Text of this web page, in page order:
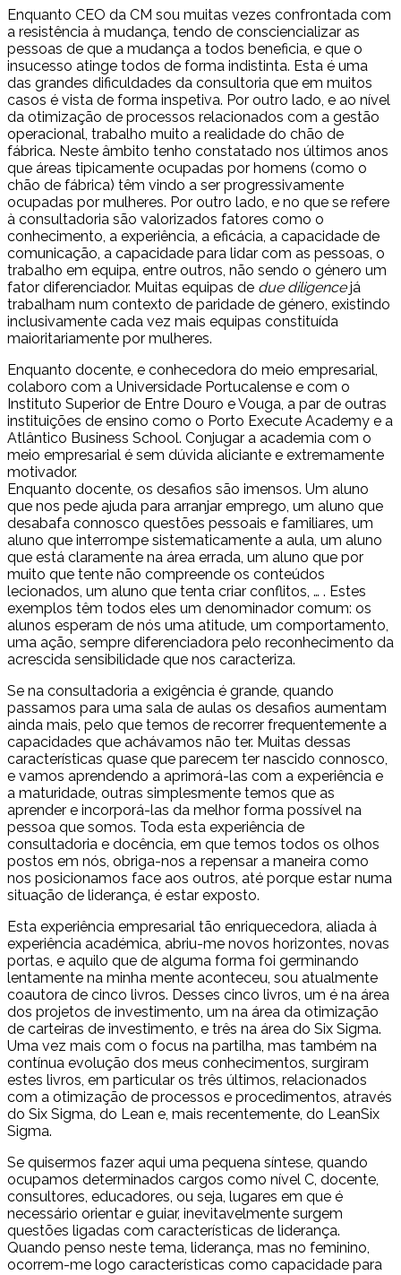
Enquanto CEO da CM sou muitas vezes confrontada com
a resistência à mudança, tendo de consciencializar as
pessoas de que a mudança a todos beneficia, e que o
insucesso atinge todos de forma indistinta. Esta é uma
das grandes dificuldades da consultoria que em muitos
casos é vista de forma inspetiva. Por outro lado, e ao nível
da otimização de processos relacionados com a gestão
operacional, trabalho muito a realidade do chão de
fábrica. Neste âmbito tenho constatado nos últimos anos
que áreas tipicamente ocupadas por homens (como o
chão de fábrica) têm vindo a ser progressivamente
ocupadas por mulheres. Por outro lado, e no que se refere
à consultadoria são valorizados fatores como o
conhecimento, a experiência, a eficácia, a capacidade de
comunicação, a capacidade para lidar com as pessoas, o
trabalho em equipa, entre outros, não sendo o género um
fator diferenciador. Muitas equipas de due diligencejá
trabalham num contexto de paridade de género, existindo
inclusivamente cada vez mais equipas constituída
maioritariamente por mulheres.
Enquanto docente, e conhecedora do meio empresarial,
colaboro com a Universidade Portucalense e com o
Instituto Superior de Entre Douro e Vouga, a par de outras
instituições de ensino como o Porto Execute Academy e a
Atlântico Business School. Conjugar a academia com o
meio empresarial é sem dúvida aliciante e extremamente
motivador.
Enquanto docente, os desafios são imensos. Um aluno
que nos pede ajuda para arranjar emprego, um aluno que
desabafa connosco questões pessoais e familiares, um
aluno que interrompe sistematicamente a aula, um aluno
que está claramente na área errada, um aluno que por
muito que tente não compreende os conteúdos
lecionados, um aluno que tenta criar conflitos, … . Estes
exemplos têm todos eles um denominador comum: os
alunos esperam de nós uma atitude, um comportamento,
uma ação, sempre diferenciadora pelo reconhecimento da
acrescida sensibilidade que nos caracteriza.
Se na consultadoria a exigência é grande, quando
passamos para uma sala de aulas os desafios aumentam
ainda mais, pelo que temos de recorrer frequentemente a
capacidades que achávamos não ter. Muitas dessas
características quase que parecem ter nascido connosco,
e vamos aprendendo a aprimorá-las com a experiência e
a maturidade, outras simplesmente temos que as
aprender e incorporá-las da melhor forma possível na
pessoa que somos. Toda esta experiência de
consultadoria e docência, em que temos todos os olhos
postos em nós, obriga-nos a repensar a maneira como
nos posicionamos face aos outros, até porque estar numa
situação de liderança, é estar exposto.
Esta experiência empresarial tão enriquecedora, aliada à
experiência académica, abriu-me novos horizontes, novas
portas, e aquilo que de alguma forma foi germinando
lentamente na minha mente aconteceu, sou atualmente
coautora de cinco livros. Desses cinco livros, um é na área
dos projetos de investimento, um na área da otimização
de carteiras de investimento, e três na área do Six Sigma.
Uma vez mais com o focus na partilha, mas também na
contínua evolução dos meus conhecimentos, surgiram
estes livros, em particular os três últimos, relacionados
com a otimização de processos e procedimentos, através
do Six Sigma, do Lean e, mais recentemente, do LeanSix
Sigma.
Se quisermos fazer aqui uma pequena síntese, quando
ocupamos determinados cargos como nível C, docente,
consultores, educadores, ou seja, lugares em que é
necessário orientar e guiar, inevitavelmente surgem
questões ligadas com características de liderança.
Quando penso neste tema, liderança, mas no feminino,
ocorrem-me logo características como capacidade para